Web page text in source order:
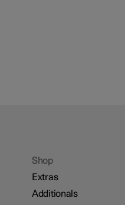
Shop
Extras
Additionals